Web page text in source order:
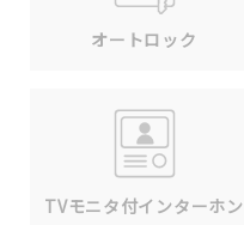
オートロック
TVモニタ付インターホン